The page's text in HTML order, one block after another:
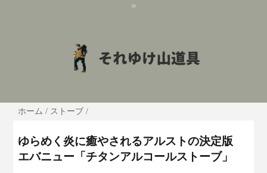
=
ホーム / ストーブ /
ゆらめく炎に癒やされるアルストの決定版
エバニュー「チタンアルコールストーブ」